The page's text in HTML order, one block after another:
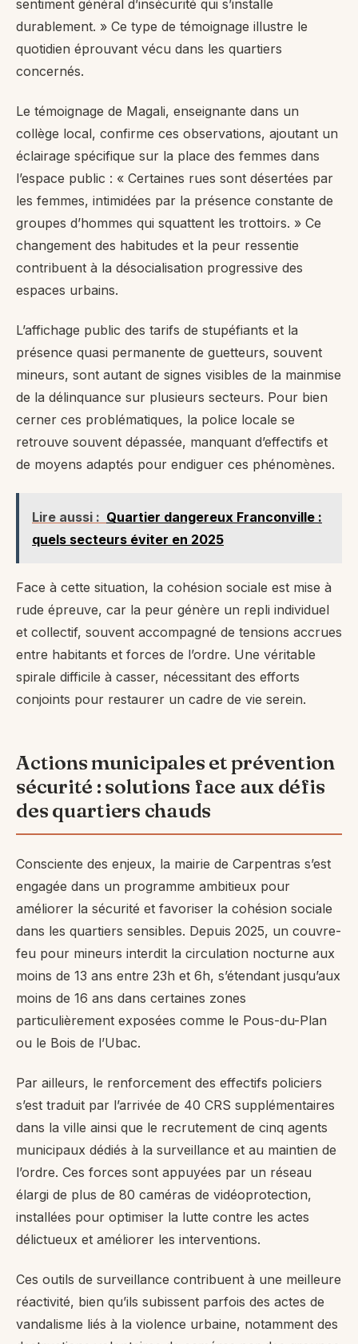
sentiment général d’insécurité qui s’installe
durablement. » Ce type de témoignage illustre le
quotidien éprouvant vécu dans les quartiers
concernés.
Le témoignage de Magali, enseignante dans un
collège local, confirme ces observations, ajoutant un
éclairage spécifique sur la place des femmes dans
l’espace public : « Certaines rues sont désertées par
les femmes, intimidées par la présence constante de
groupes d’hommes qui squattent les trottoirs. » Ce
changement des habitudes et la peur ressentie
contribuent à la désocialisation progressive des
espaces urbains.
L’affichage public des tarifs de stupéfiants et la
présence quasi permanente de guetteurs, souvent
mineurs, sont autant de signes visibles de la mainmise
de la délinquance sur plusieurs secteurs. Pour bien
cerner ces problématiques, la police locale se
retrouve souvent dépassée, manquant d’effectifs et
de moyens adaptés pour endiguer ces phénomènes.
Lire aussi : Quartier dangereux Franconville :
quels secteurs éviter en 2025
Face à cette situation, la cohésion sociale est mise à
rude épreuve, car la peur génère un repli individuel
et collectif, souvent accompagné de tensions accrues
entre habitants et forces de l’ordre. Une véritable
spirale difficile à casser, nécessitant des efforts
conjoints pour restaurer un cadre de vie serein.
Actions municipales et prévention
sécurité : solutions face aux défis
des quartiers chauds
Consciente des enjeux, la mairie de Carpentras s’est
engagée dans un programme ambitieux pour
améliorer la sécurité et favoriser la cohésion sociale
dans les quartiers sensibles. Depuis 2025, un couvre-
feu pour mineurs interdit la circulation nocturne aux
moins de 13 ans entre 23h et 6h, s’étendant jusqu’aux
moins de 16 ans dans certaines zones
particulièrement exposées comme le Pous-du-Plan
ou le Bois de l’Ubac.
Par ailleurs, le renforcement des effectifs policiers
s’est traduit par l’arrivée de 40 CRS supplémentaires
dans la ville ainsi que le recrutement de cinq agents
municipaux dédiés à la surveillance et au maintien de
l’ordre. Ces forces sont appuyées par un réseau
élargi de plus de 80 caméras de vidéoprotection,
installées pour optimiser la lutte contre les actes
délictueux et améliorer les interventions.
Ces outils de surveillance contribuent à une meilleure
réactivité, bien qu’ils subissent parfois des actes de
vandalisme liés à la violence urbaine, notamment des